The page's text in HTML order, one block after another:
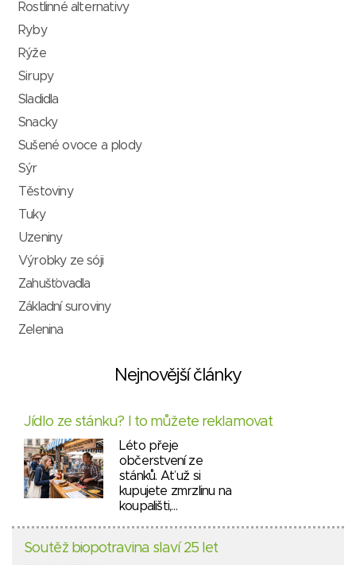
Rostlinné alternativy
Ryby
Rýže
Sirupy
Sladidla
Snacky
Sušené ovoce a plody
Sýr
Těstoviny
Tuky
Uzeniny
Výrobky ze sóji
Zahušťovadla
Základní suroviny
Zelenina
Nejnovější články
Jídlo ze stánku? I to můžete reklamovat
Léto přeje
občerstvení ze
stánků. Ať už si
kupujete zmrzlinu na
koupališti,…
Soutěž biopotravina slaví 25 let